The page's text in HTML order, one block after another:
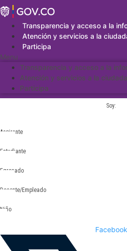
Saltar
al
contenidoTransparencia y acceso a la
Atención y servicios a la
Participa
Menu
Transparencia y acceso a la
Atención y servicios a la
Participa
Soy:
Aspirante
Estudiante
Egresado
Docente/Empleado
Niño
Facebook